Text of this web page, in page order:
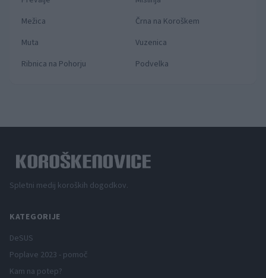
Mežica
Črna na Koroškem
Muta
Vuzenica
Ribnica na Pohorju
Podvelka
Spletni medij koroških dogodkov.
KATEGORIJE
DeSUS
Poplave 2023 - pomoč
Kam na potep?